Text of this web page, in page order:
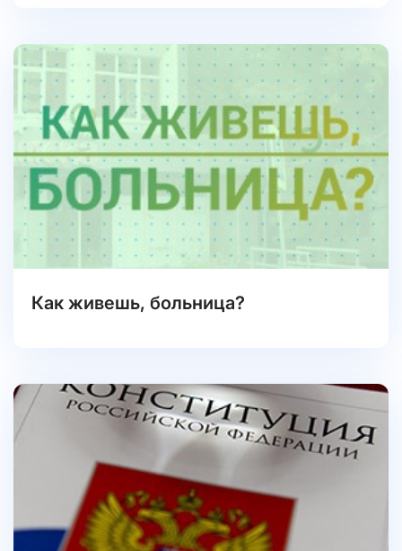
Как живешь, больница?